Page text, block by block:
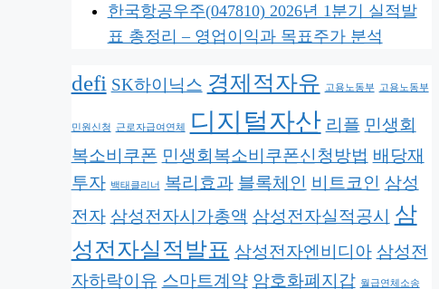
한국항공우주(047810) 2026년 1분기 실적발
표 총정리 – 영업이익과 목표주가 분석
defi SK하이닉스 경제적자유 고용노동부 고용노동부
민원신청 근로자급여연체 디지털자산 리플 민생회
복소비쿠폰 민생회복소비쿠폰신청방법 배당재
투자 백태클리너 복리효과 블록체인 비트코인 삼성
전자 삼성전자시가총액 삼성전자실적공시 삼
성전자실적발표 삼성전자엔비디아 삼성전
자하락이유 스마트계약 암호화폐지갑 월급연체소송